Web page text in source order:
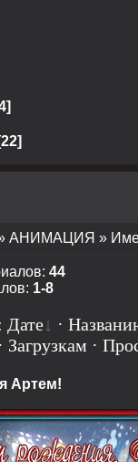
[22]
АНИМАЦИЯ »
: 44
: 1-8
Дате ·
· Загрузкам ·
Артем!